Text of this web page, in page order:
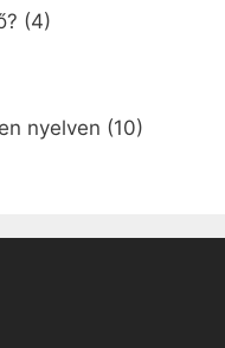
(4)
nyelven (10)